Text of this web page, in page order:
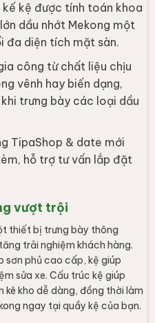
kế kệ được tính toán khoa
dầu nhớt Mekong một
đa diện tích mặt sàn.
công từ chất liệu chịu
vênh hay biến dạng,
trưng bày các loại dầu
TipaShop & date mới
hỗ trợ tư vấn lắp đặt
vượt trội
thiết bị trưng bày thông
trải nghiệm khách hàng.
sơn phủ cao cấp, kệ giúp
sửa xe. Cấu trúc kệ giúp
kê kho dễ dàng, đồng thời làm
ngay tại quầy kệ của bạn.